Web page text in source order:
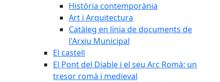
Història contemporània
Art i Arquitectura
Catàleg en línia de documents de
l'Arxiu Municipal
El castell
El Pont del Diable i el seu Arc Romà: un
tresor romà i medieval